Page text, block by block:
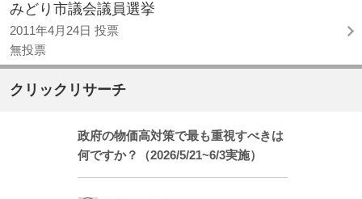
みどり市議会議員選挙
2011年4月24日 投票
無投票
クリックリサーチ
政府の物価高対策で最も重視すべきは
何ですか？（2026/5/21~6/3実施）